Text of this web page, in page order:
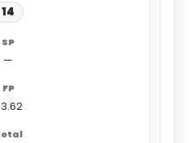
14
—